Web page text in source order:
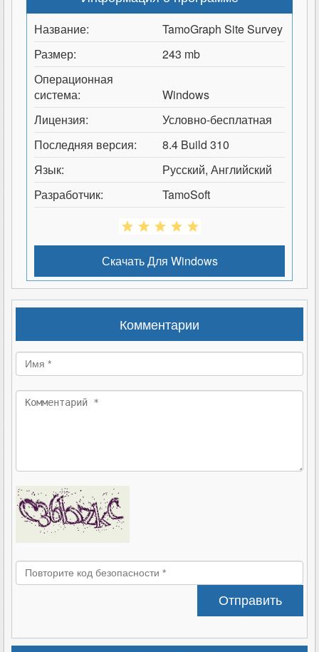
Название:
TamoGraph Site Survey
Размер:
243 mb
Операционная
система:
Windows
Лицензия:
Условно-бесплатная
Последняя версия:
8.4 Build 310
Язык:
Русский, Английский
Разработчик:
TamoSoft
Скачать Для Windows
Комментарии